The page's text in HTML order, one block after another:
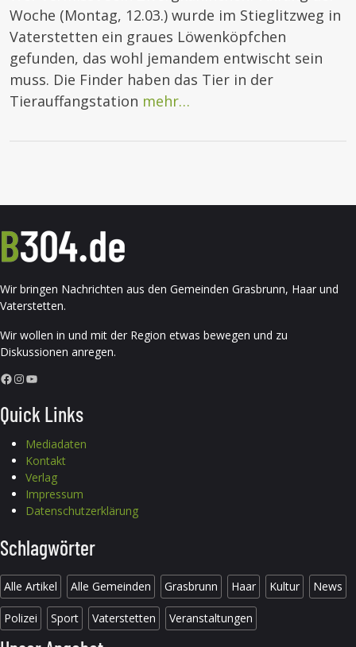
Woche (Montag, 12.03.) wurde im Stieglitzweg in
Vaterstetten ein graues Löwenköpfchen
gefunden, das wohl jemandem entwischt sein
muss. Die Finder haben das Tier in der
Tierauffangstation mehr…
Wir bringen Nachrichten aus den Gemeinden Grasbrunn, Haar und
Vaterstetten.
Wir wollen in und mit der Region etwas bewegen und zu
Diskussionen anregen.
Facebook InstagramYouTube
Quick Links
Mediadaten
Kontakt
Verlag
Impressum
Datenschutzerklärung
Schlagwörter
Alle Artikel Alle Gemeinden Grasbrunn Haar Kultur News
Polizei Sport Vaterstetten Veranstaltungen